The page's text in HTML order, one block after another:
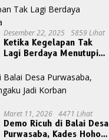
Disorot Publik
Desember 22, 2025 5859 Lihat
Ketika Kegelapan Tak
Lagi Berdaya Menutupi
Maret 11, 2026 4471 Lihat
Demo Ricuh di Balai Desa
Purwasaba, Kades Hoho